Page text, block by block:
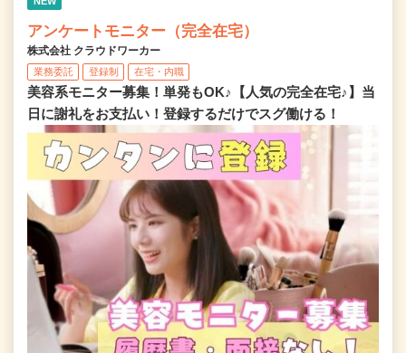
アンケートモニター（完全在宅）
株式会社 クラウドワーカー
業務委託 登録制 在宅・内職
美容系モニター募集！単発もOK♪【人気の完全在宅♪】当
日に謝礼をお支払い！登録するだけでスグ働ける！